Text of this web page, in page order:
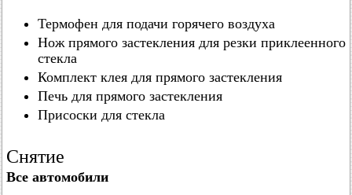
Термофен для подачи горячего воздуха
Нож прямого застекления для резки приклеенного
стекла
Комплект клея для прямого застекления
Печь для прямого застекления
Присоски для стекла
Снятие
Все автомобили